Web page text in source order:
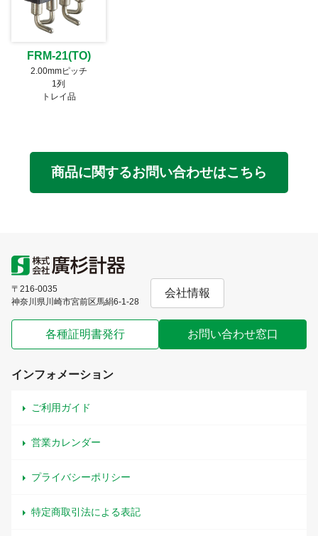
FRM-21(TO)
2.00mmピッチ
1列
トレイ品
商品に関するお問い合わせはこちら
〒216-0035
神奈川県川崎市宮前区馬絹6-1-28
会社情報
各種証明書発行 お問い合わせ窓口
インフォメーション
ご利用ガイド
営業カレンダー
プライバシーポリシー
特定商取引法による表記